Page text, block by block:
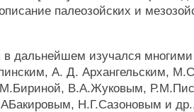
палеозойских и
в дальнейшем изучался
А. Д. Архангельским,
В.А.Жуковым,
Н.Г.Сазоновым и